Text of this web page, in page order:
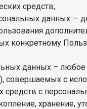
средств;
данных —
конкретному
данных – любое
совершаемых с
средств с
хранение,